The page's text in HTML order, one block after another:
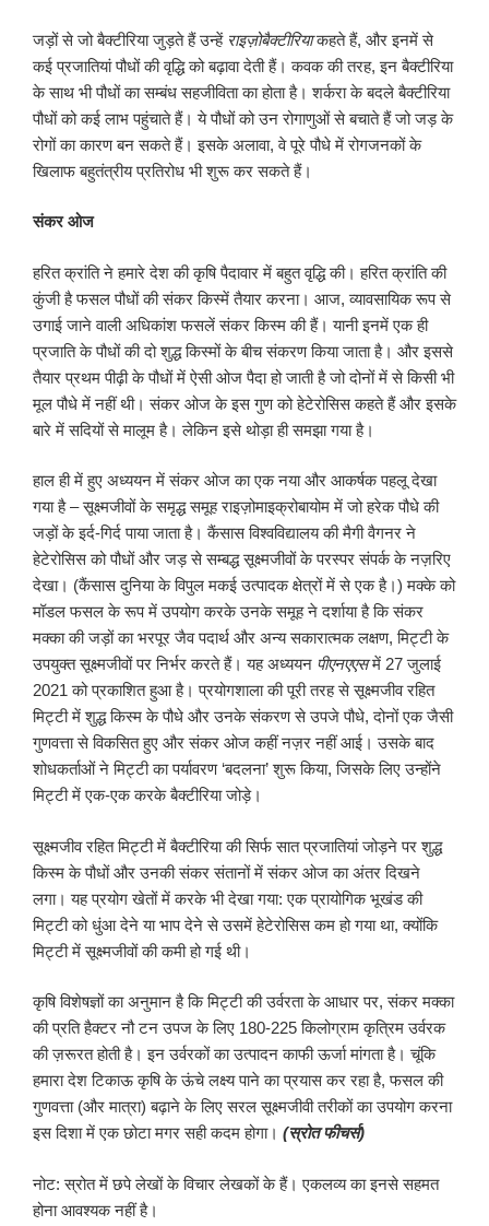
जड़ों से जो बैक्टीरिया जुड़ते हैं उन्हें राइज़ोबैक्टीरियाकहते हैं, और इनमें से
कई प्रजातियां पौधों की वृद्धि को बढ़ावा देती हैं। कवक की तरह, इन बैक्टीरिया
के साथ भी पौधों का सम्बंध सहजीविता का होता है। शर्करा के बदले बैक्टीरिया
पौधों को कई लाभ पहुंचाते हैं। ये पौधों को उन रोगाणुओं से बचाते हैं जो जड़ के
रोगों का कारण बन सकते हैं। इसके अलावा, वे पूरे पौधे में रोगजनकों के
खिलाफ बहुतंत्रीय प्रतिरोध भी शुरू कर सकते हैं।
संकर ओज
हरित क्रांति ने हमारे देश की कृषि पैदावार में बहुत वृद्धि की। हरित क्रांति की
कुंजी है फसल पौधों की संकर किस्में तैयार करना। आज, व्यावसायिक रूप से
उगाई जाने वाली अधिकांश फसलें संकर किस्म की हैं। यानी इनमें एक ही
प्रजाति के पौधों की दो शुद्ध किस्मों के बीच संकरण किया जाता है। और इससे
तैयार प्रथम पीढ़ी के पौधों में ऐसी ओज पैदा हो जाती है जो दोनों में से किसी भी
मूल पौधे में नहीं थी। संकर ओज के इस गुण को हेटेरोसिस कहते हैं और इसके
बारे में सदियों से मालूम है। लेकिन इसे थोड़ा ही समझा गया है।
हाल ही में हुए अध्ययन में संकर ओज का एक नया और आकर्षक पहलू देखा
गया है – सूक्ष्मजीवों के समृद्ध समूह राइज़ोमाइक्रोबायोम में जो हरेक पौधे की
जड़ों के इर्द-गिर्द पाया जाता है। कैंसास विश्वविद्यालय की मैगी वैगनर ने
हेटेरोसिस को पौधों और जड़ से सम्बद्ध सूक्ष्मजीवों के परस्पर संपर्क के नज़रिए
देखा। (कैंसास दुनिया के विपुल मकई उत्पादक क्षेत्रों में से एक है।) मक्के को
मॉडल फसल के रूप में उपयोग करके उनके समूह ने दर्शाया है कि संकर
मक्का की जड़ों का भरपूर जैव पदार्थ और अन्य सकारात्मक लक्षण, मिट्टी के
उपयुक्त सूक्ष्मजीवों पर निर्भर करते हैं। यह अध्ययन पीएनएएसमें 27 जुलाई
2021 को प्रकाशित हुआ है। प्रयोगशाला की पूरी तरह से सूक्ष्मजीव रहित
मिट्टी में शुद्ध किस्म के पौधे और उनके संकरण से उपजे पौधे, दोनों एक जैसी
गुणवत्ता से विकसित हुए और संकर ओज कहीं नज़र नहीं आई। उसके बाद
शोधकर्ताओं ने मिट्टी का पर्यावरण ‘बदलना’ शुरू किया, जिसके लिए उन्होंने
मिट्टी में एक-एक करके बैक्टीरिया जोड़े।
सूक्ष्मजीव रहित मिट्टी में बैक्टीरिया की सिर्फ सात प्रजातियां जोड़ने पर शुद्ध
किस्म के पौधों और उनकी संकर संतानों में संकर ओज का अंतर दिखने
लगा। यह प्रयोग खेतों में करके भी देखा गया: एक प्रायोगिक भूखंड की
मिट्टी को धुंआ देने या भाप देने से उसमें हेटेरोसिस कम हो गया था, क्योंकि
मिट्टी में सूक्ष्मजीवों की कमी हो गई थी।
कृषि विशेषज्ञों का अनुमान है कि मिट्टी की उर्वरता के आधार पर, संकर मक्का
की प्रति हैक्टर नौ टन उपज के लिए 180-225 किलोग्राम कृत्रिम उर्वरक
की ज़रूरत होती है। इन उर्वरकों का उत्पादन काफी ऊर्जा मांगता है। चूंकि
हमारा देश टिकाऊ कृषि के ऊंचे लक्ष्य पाने का प्रयास कर रहा है, फसल की
गुणवत्ता (और मात्रा) बढ़ाने के लिए सरल सूक्ष्मजीवी तरीकों का उपयोग करना
इस दिशा में एक छोटा मगर सही कदम होगा। (स्रोत फीचर्स)
नोट: स्रोत में छपे लेखों के विचार लेखकों के हैं। एकलव्य का इनसे सहमत
होना आवश्यक नहीं है।